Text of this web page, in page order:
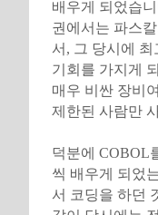
배우게 되었습
권에서는 파스
서, 그 당시에
기회를 가지게
매우 비싼 장비
제한된 사람만
덕분에 COBOL
씩 배우게 되었
서 코딩을 하던